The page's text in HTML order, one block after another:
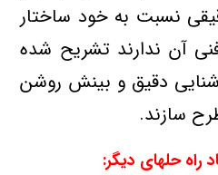
نسبت به خود ساختار
آن ندارند تشریح شده
دقیق و بینش روشن
سازند.
راه حلهای دیگر: